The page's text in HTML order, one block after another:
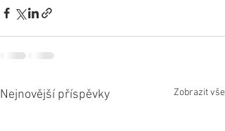
Nejnovější příspěvky Zobrazit vše